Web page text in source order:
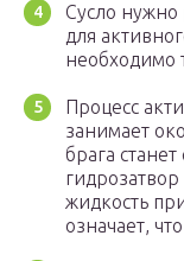
Сусло нужно
для
необходимо
Процесс
занимает
брага
жидкость
означает,